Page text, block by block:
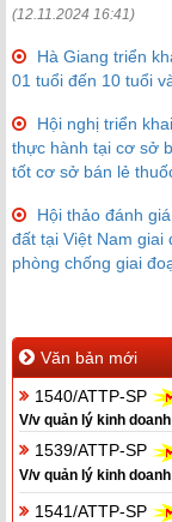
(12.11.2024 16:41)
Hà Giang triển
01 tuổi đến 10 tuổi
Hội nghị triển
thực hành tại cơ sở
tốt cơ sở bán lẻ
Hội thảo đánh
đất tại Việt Nam giai
phòng chống giai
Văn bản mới
1540/ATTP-SP
V/v quản lý kinh
1539/ATTP-SP
V/v quản lý kinh
1541/ATTP-SP